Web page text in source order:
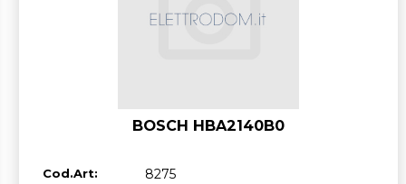
BOSCH HBA2140B0
Cod.Art: 8275